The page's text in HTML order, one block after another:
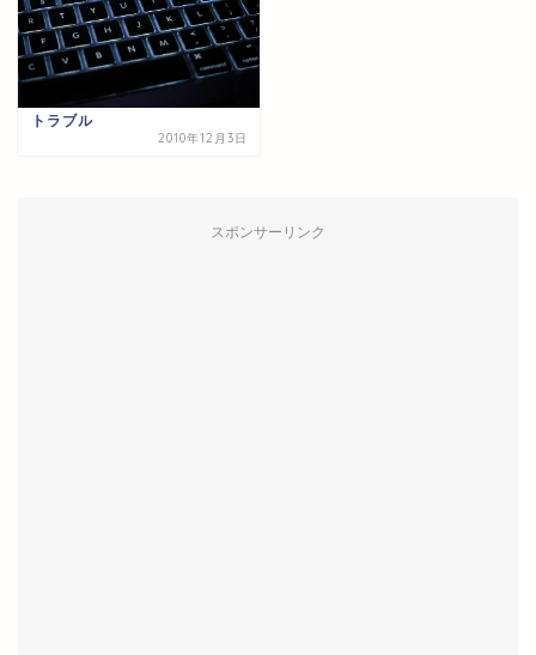
トラブル
2010年12月3日
スポンサーリンク